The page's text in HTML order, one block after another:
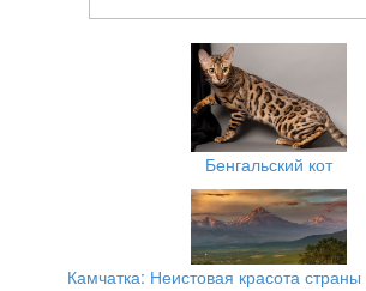
Бенгальский кот
Камчатка: Неистовая красота